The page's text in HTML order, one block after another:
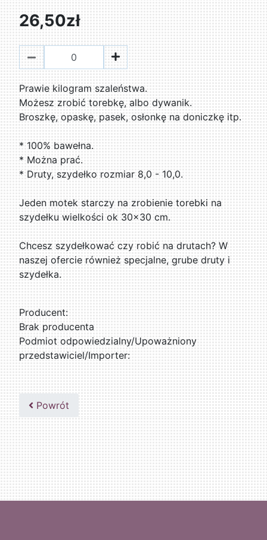
26,50zł
Prawie kilogram szaleństwa.
Możesz zrobić torebkę, albo dywanik.
Broszkę, opaskę, pasek, osłonkę na doniczkę itp.
* 100% bawełna.
* Można prać.
* Druty, szydełko rozmiar 8,0 - 10,0.
Jeden motek starczy na zrobienie torebki na
szydełku wielkości ok 30x30 cm.
Chcesz szydełkować czy robić na drutach? W
naszej ofercie również specjalne, grube druty i
szydełka.
Producent:
Brak producenta
Podmiot odpowiedzialny/Upoważniony
przedstawiciel/Importer:
Powrót